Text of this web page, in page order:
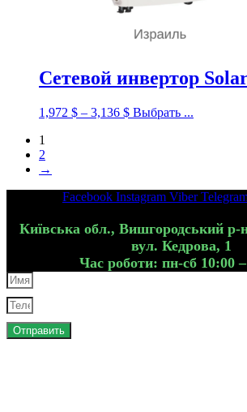
Сетевой инвертор
1,972 $ – 3,136 $ Выбрать ...
1
2
→
Facebook Instagram Viber
Київська обл., Вишгородський р-
вул. Кедрова, 1
Час роботи: пн-сб 10:00
Отправить